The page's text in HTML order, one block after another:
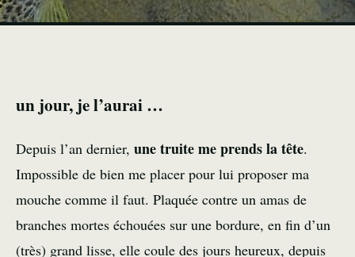
un jour, je l’aurai …
Depuis l’an dernier, une truite me prends la tête.
Impossible de bien me placer pour lui proposer ma
mouche comme il faut. Plaquée contre un amas de
branches mortes échouées sur une bordure, en fin d’un
(très) grand lisse, elle coule des jours heureux, depuis